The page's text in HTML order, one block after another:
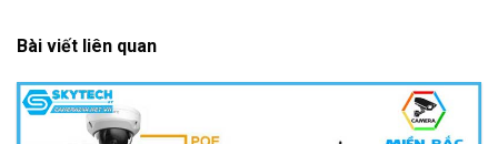
Bài viết liên quan